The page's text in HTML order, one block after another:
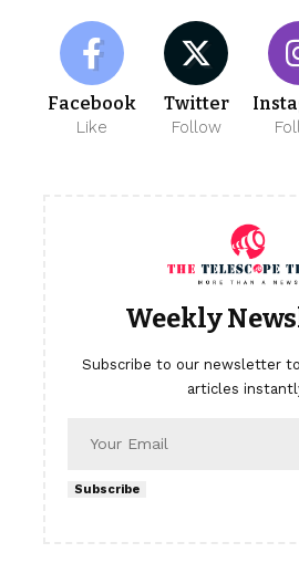
Facebook
Like
Twitter
Follow
Weekly
Subscribe to our newsletter
articles
Subscribe